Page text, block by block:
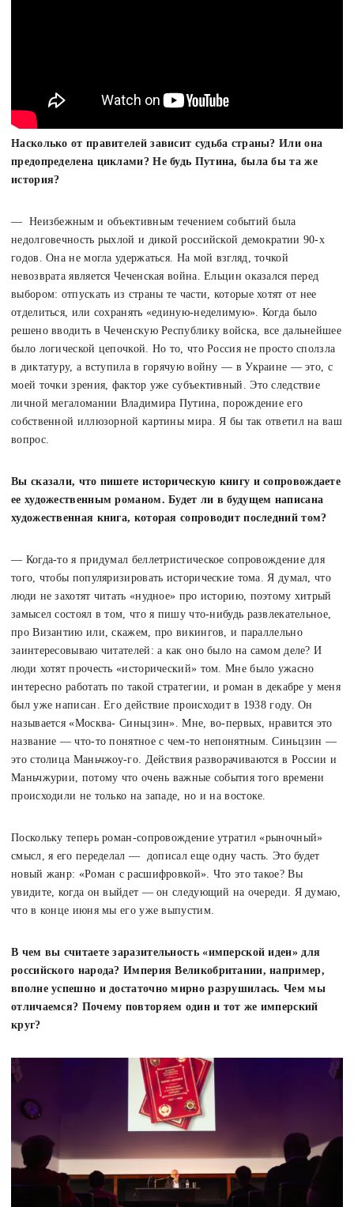
Насколько от правителей зависит судьба страны? Или она
предопределена циклами? Не будь Путина, была бы та же
история?
— Неизбежным и объективным течением событий была
недолговечность рыхлой и дикой российской демократии 90-х
годов. Она не могла удержаться. На мой взгляд, точкой
невозврата является Чеченская война. Ельцин оказался перед
выбором: отпускать из страны те части, которые хотят от нее
отделиться, или сохранять «единую-неделимую». Когда было
решено вводить в Чеченскую Республику войска, все дальнейшее
было логической цепочкой. Но то, что Россия не просто сползла
в диктатуру, а вступила в горячую войну — в Украине — это, с
моей точки зрения, фактор уже субъективный. Это следствие
личной мегаломании Владимира Путина, порождение его
собственной иллюзорной картины мира. Я бы так ответил на ваш
вопрос.
Вы сказали, что пишете историческую книгу и сопровождаете
ее художественным романом. Будет ли в будущем написана
художественная книга, которая сопроводит последний том?
— Когда-то я придумал беллетристическое сопровождение для
того, чтобы популяризировать исторические тома. Я думал, что
люди не захотят читать «нудное» про историю, поэтому хитрый
замысел состоял в том, что я пишу что-нибудь развлекательное,
про Византию или, скажем, про викингов, и параллельно
заинтересовываю читателей: а как оно было на самом деле? И
люди хотят прочесть «исторический» том. Мне было ужасно
интересно работать по такой стратегии, и роман в декабре у меня
был уже написан. Его действие происходит в 1938 году. Он
называется «Москва- Синьцзин». Мне, во-первых, нравится это
название — что-то понятное с чем-то непонятным. Синьцзин —
это столица Маньчжоу-го. Действия разворачиваются в России и
Маньчжурии, потому что очень важные события того времени
происходили не только на западе, но и на востоке.
Поскольку теперь роман-сопровождение утратил «рыночный»
смысл, я его переделал — дописал еще одну часть. Это будет
новый жанр: «Роман с расшифровкой». Что это такое? Вы
увидите, когда он выйдет — он следующий на очереди. Я думаю,
что в конце июня мы его уже выпустим.
В чем вы считаете заразительность «имперской идеи» для
российского народа? Империя Великобритании, например,
вполне успешно и достаточно мирно разрушилась. Чем мы
отличаемся? Почему повторяем один и тот же имперский
круг?